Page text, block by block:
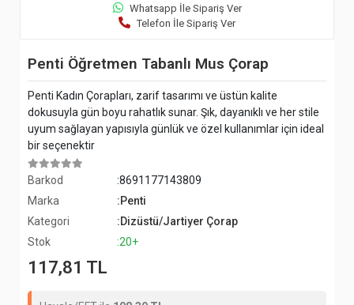
Whatsapp İle Sipariş Ver
Telefon İle Sipariş Ver
Penti Öğretmen Tabanlı Mus Çorap
Penti Kadın Çorapları, zarif tasarımı ve üstün kalite
dokusuyla gün boyu rahatlık sunar. Şık, dayanıklı ve her stile
uyum sağlayan yapısıyla günlük ve özel kullanımlar için ideal
bir seçenektir
Barkod
:8691177143809
Marka
:Penti
Kategori
:Dizüstü/Jartiyer Çorap
Stok
:20+
117,81 TL